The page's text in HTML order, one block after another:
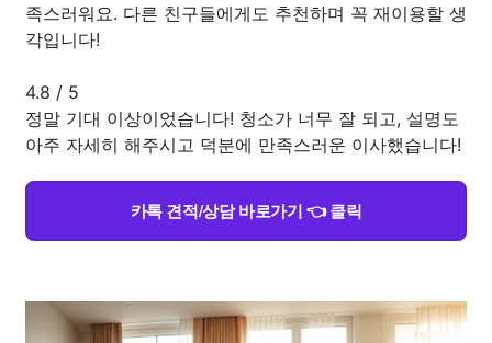
족스러워요. 다른 친구들에게도 추천하며 꼭 재이용할 생
각입니다!
4.8 / 5
정말 기대 이상이었습니다! 청소가 너무 잘 되고, 설명도
아주 자세히 해주시고 덕분에 만족스러운 이사했습니다!
카톡 견적/상담 바로가기 👈 클릭